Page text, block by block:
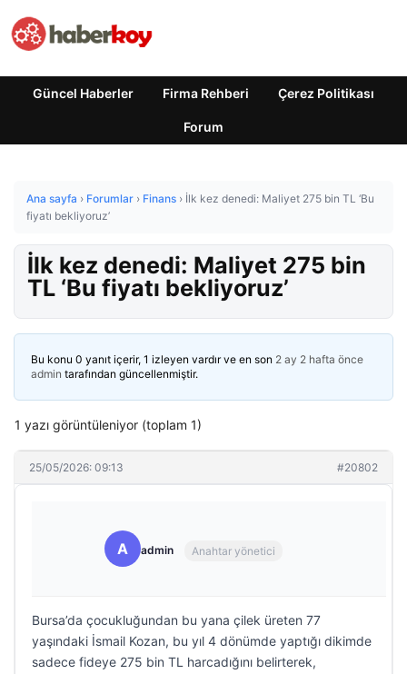
Güncel Haberler Firma Rehberi Çerez Politikası
Forum
Ana sayfa › Forumlar › Finans › İlk kez denedi: Maliyet 275 bin TL ‘Bu
fiyatı bekliyoruz’
İlk kez denedi: Maliyet 275 bin
TL ‘Bu fiyatı bekliyoruz’
Bu konu 0 yanıt içerir, 1 izleyen vardır ve en son 2 ay 2 hafta önce
admin tarafından güncellenmiştir.
1 yazı görüntüleniyor (toplam 1)
25/05/2026: 09:13 #20802
A admin Anahtar yönetici
Bursa’da çocukluğundan bu yana çilek üreten 77
yaşındaki İsmail Kozan, bu yıl 4 dönümde yaptığı dikimde
sadece fideye 275 bin TL harcadığını belirterek,